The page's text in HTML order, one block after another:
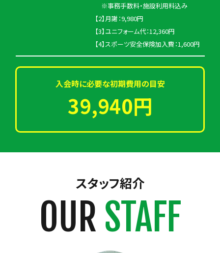
※事務手数料・施設利用料込み
【2】月謝：9,980円
【3】ユニフォーム代：12,360円
【4】スポーツ安全保険加入費：1,600円
入会時に必要な初期費用の目安
39,940円
スタッフ紹介
OUR STAFF